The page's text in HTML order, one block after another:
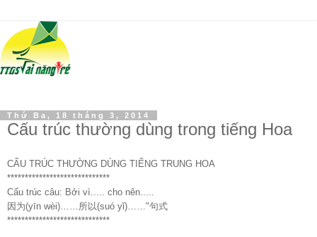
Thứ Ba, 18 tháng 3, 2014
Cấu trúc thường dùng trong tiếng Hoa
CẤU TRÚC THƯỜNG DÙNG TIẾNG TRUNG HOA
*****************************
Cấu trúc câu: Bởi vì..... cho nên.....
因为(yīn wèi)……所以(suó yǐ)……"句式
*****************************